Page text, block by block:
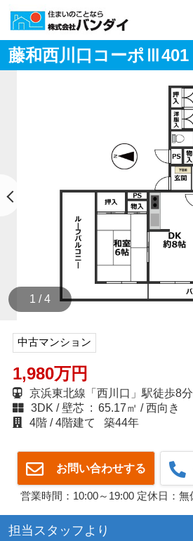
藤和西川口コーポⅢ401
1 / 4
中古マンション
1,980万円
京浜東北線「西川口」駅徒歩8分
3DK
壁芯 : 65.17㎡
西向き
4階
4階建て 築44年
お問い合わせする
営業時間：10:00～19:00 定休日：無
担当スタッフより